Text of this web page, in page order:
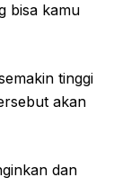
bisa kamu
tinggi
akan
dan